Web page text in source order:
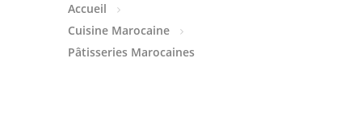
Entrées Froides
Tajines
Accueil
Cuisine Marocaine
Pâtisseries Marocaines